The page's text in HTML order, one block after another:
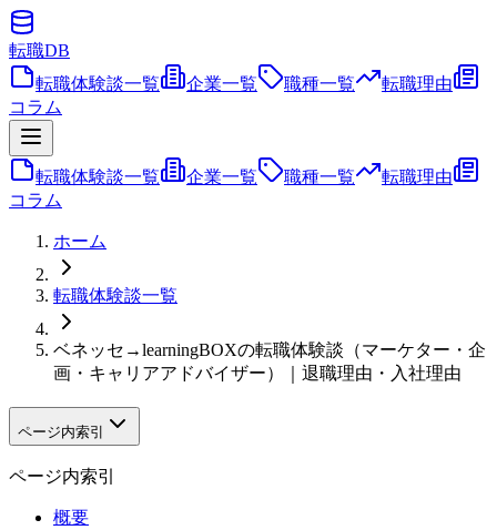
転職DB
転職体験談一覧
企業一覧 職種一覧
転職理由
コラム
転職体験談一覧 企業一覧 職種一覧
転職理由
コラム
ホーム
転職体験談一覧
ベネッセ→learningBOXの転職体験談（マーケター・企
画・キャリアアドバイザー）｜退職理由・入社理由
ページ内索引
ページ内索引
概要